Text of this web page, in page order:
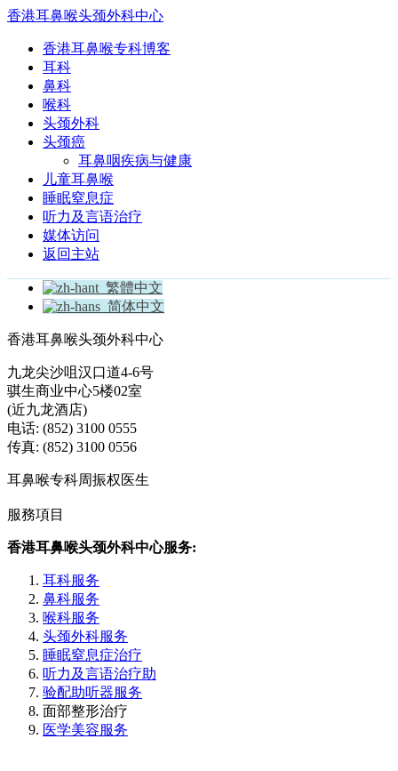
香港耳鼻喉头颈外科中心
香港耳鼻喉专科博客
耳科
鼻科
喉科
头颈外科
头颈癌
耳鼻咽疾病与健康
儿童耳鼻喉
睡眠窒息症
听力及言语治疗
媒体访问
返回主站
繁體中文
简体中文
香港耳鼻喉头颈外科中心
九龙尖沙咀汉口道4-6号
骐生商业中心5楼02室
(近九龙酒店)
电话: (852) 3100 0555
传真: (852) 3100 0556
耳鼻喉专科周振权医生
服務項目
香港耳鼻喉头颈外科中心服务:
耳科服务
鼻科服务
喉科服务
头颈外科服务
睡眠窒息症治疗
听力及言语治疗助
验配助听器服务
面部整形治疗
医学美容服务